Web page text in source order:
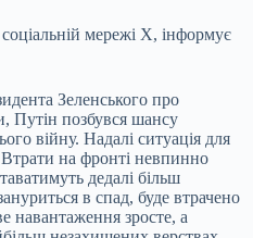
мережі X, інформує
Зеленського про
Путін позбувся шансу
війну. Надалі ситуація для
на фронті невпинно
дедалі більш
в спад, буде втрачено
навантаження зросте, а